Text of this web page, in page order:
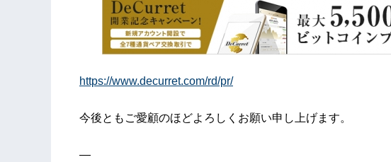
https://www.decurret.com/rd/pr/
今後ともご愛顧のほどよろしくお願い申し上げます。
—